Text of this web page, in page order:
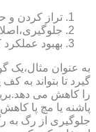
تراز کردن و
بهبود عملکرد
به عنوان
گیرد تا بتواند به
را کاهش می
پاشنه یا مچ پا
جلوگیری از رگ به